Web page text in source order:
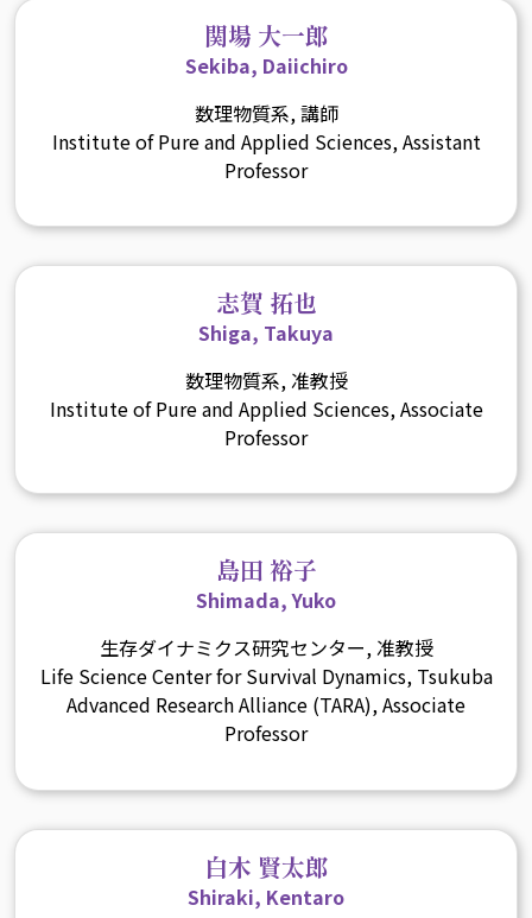
関場 大一郎
Sekiba, Daiichiro
数理物質系, 講師
Institute of Pure and Applied Sciences, Assistant
Professor
志賀 拓也
Shiga, Takuya
数理物質系, 准教授
Institute of Pure and Applied Sciences, Associate
Professor
島田 裕子
Shimada, Yuko
生存ダイナミクス研究センター, 准教授
Life Science Center for Survival Dynamics, Tsukuba
Advanced Research Alliance (TARA), Associate
Professor
白木 賢太郎
Shiraki, Kentaro